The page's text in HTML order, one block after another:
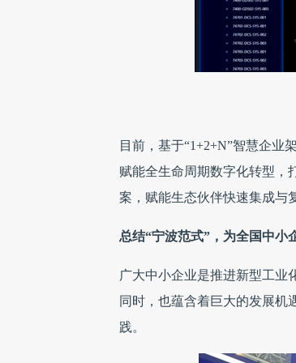
目前，基于“1+2+N”智慧企业
赋能全生命周期数字化转型，
案，赋能生态伙伴快速集成与
总结“宁波范式”，为全国中小
广大中小企业是推进新型工业
同时，也蕴含着巨大的发展机
践。